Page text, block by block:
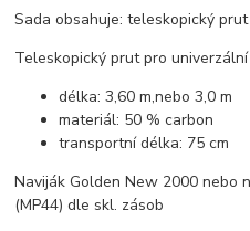
Sada obsahuje: teleskopický
Teleskopický prut pro
délka: 3,60 m,nebo 3,0 m
materiál: 50 % carbon
transportní délka: 75 cm
Naviják Golden New 2000 nebo
(MP44) dle skl. zásob